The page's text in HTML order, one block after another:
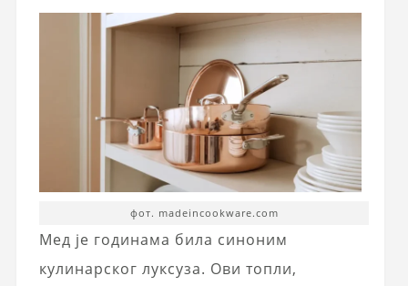
фот. madeincookware.com
Мед је годинама била синоним
кулинарског луксуза. Ови топли,